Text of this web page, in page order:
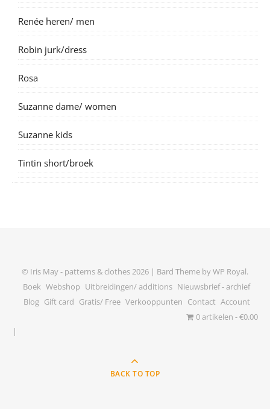
Renée heren/ men
Robin jurk/dress
Rosa
Suzanne dame/ women
Suzanne kids
Tintin short/broek
© Iris May - patterns & clothes 2026 | Bard Theme byWP Royal.
Boek Webshop Uitbreidingen/ additions Nieuwsbrief - archief
Blog Gift card Gratis/ Free Verkooppunten Contact Account
0 artikelen
€0.00
BACK TO TOP